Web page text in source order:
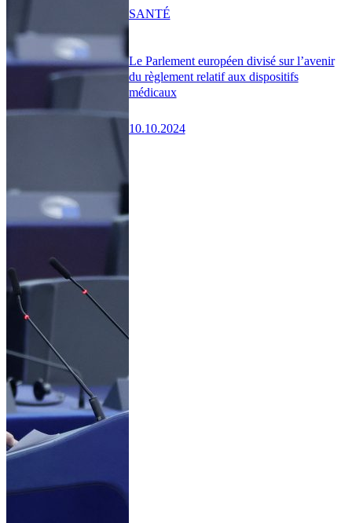
Le Parlement européen divisé sur l’avenir
du règlement relatif aux dispositifs
médicaux
10.10.2024
SANTÉ